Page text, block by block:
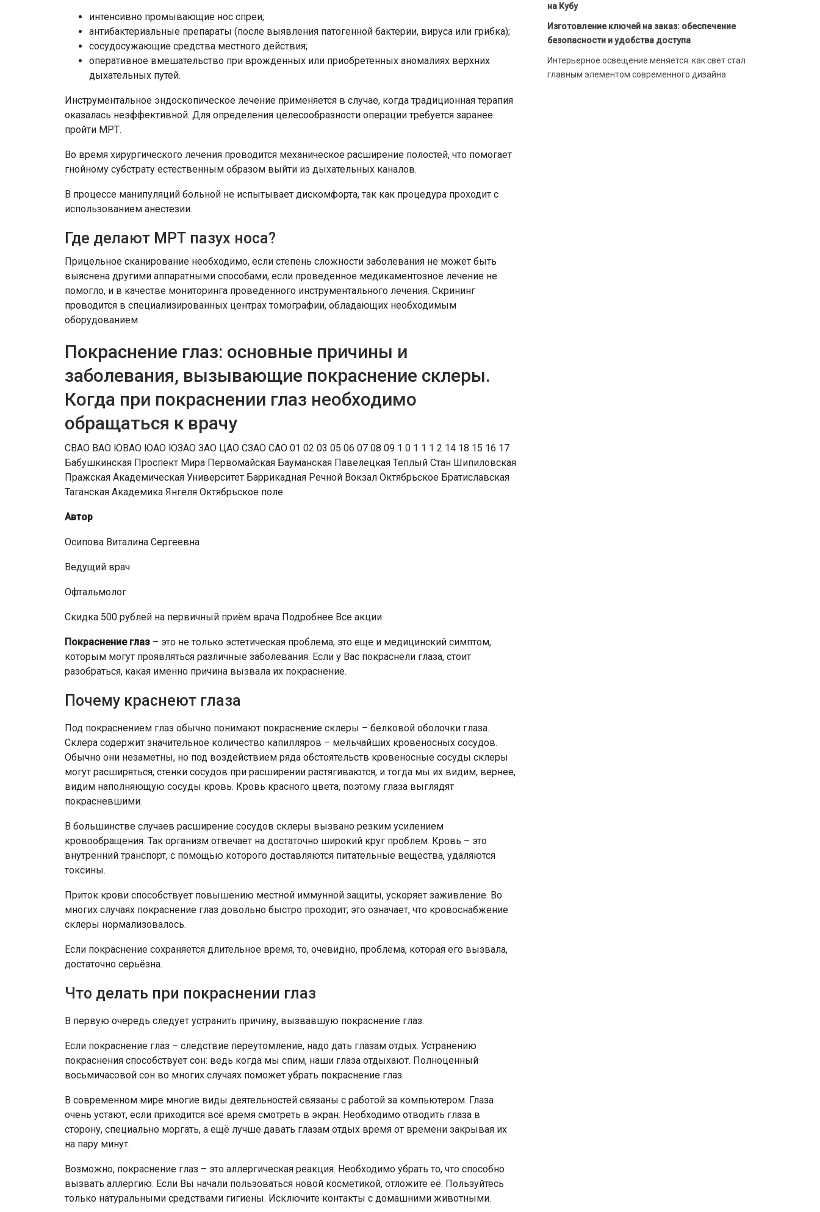
интенсивно промывающие нос спреи;
антибактериальные препараты (после выявления патогенной бактерии, вируса или грибка);
сосудосужающие средства местного действия;
оперативное вмешательство при врожденных или приобретенных аномалиях верхних
дыхательных путей.
Инструментальное эндоскопическое лечение применяется в случае, когда традиционная терапия
оказалась неэффективной. Для определения целесообразности операции требуется заранее
пройти МРТ.
Во время хирургического лечения проводится механическое расширение полостей, что помогает
гнойному субстрату естественным образом выйти из дыхательных каналов.
В процессе манипуляций больной не испытывает дискомфорта, так как процедура проходит с
использованием анестезии.
Где делают МРТ пазух носа?
Прицельное сканирование необходимо, если степень сложности заболевания не может быть
выяснена другими аппаратными способами, если проведенное медикаментозное лечение не
помогло, и в качестве мониторинга проведенного инструментального лечения. Скрининг
проводится в специализированных центрах томографии, обладающих необходимым
оборудованием.
Покраснение глаз: основные причины и
заболевания, вызывающие покраснение склеры.
Когда при покраснении глаз необходимо
обращаться к врачу
СВАО ВАО ЮВАО ЮАО ЮЗАО ЗАО ЦАО СЗАО САО 01 02 03 05 06 07 08 09 1 0 1 1 1 2 14 18 15 16 17
Бабушкинская Проспект Мира Первомайская Бауманская Павелецкая Теплый Стан Шипиловская
Пражская Академическая Университет Баррикадная Речной Вокзал Октябрьское Братиславская
Таганская Академика Янгеля Октябрьское поле
Автор
Осипова Виталина Сергеевна
Ведущий врач
Офтальмолог
Скидка 500 рублей на первичный приём врача Подробнее Все акции
Покраснение глаз – это не только эстетическая проблема, это еще и медицинский симптом,
которым могут проявляться различные заболевания. Если у Вас покраснели глаза, стоит
разобраться, какая именно причина вызвала их покраснение.
Почему краснеют глаза
Под покраснением глаз обычно понимают покраснение склеры – белковой оболочки глаза.
Склера содержит значительное количество капилляров – мельчайших кровеносных сосудов.
Обычно они незаметны, но под воздействием ряда обстоятельств кровеносные сосуды склеры
могут расширяться, стенки сосудов при расширении растягиваются, и тогда мы их видим, вернее,
видим наполняющую сосуды кровь. Кровь красного цвета, поэтому глаза выглядят
покрасневшими.
В большинстве случаев расширение сосудов склеры вызвано резким усилением
кровообращения. Так организм отвечает на достаточно широкий круг проблем. Кровь – это
внутренний транспорт, с помощью которого доставляются питательные вещества, удаляются
токсины.
Приток крови способствует повышению местной иммунной защиты, ускоряет заживление. Во
многих случаях покраснение глаз довольно быстро проходит; это означает, что кровоснабжение
склеры нормализовалось.
Если покраснение сохраняется длительное время, то, очевидно, проблема, которая его вызвала,
достаточно серьёзна.
Что делать при покраснении глаз
В первую очередь следует устранить причину, вызвавшую покраснение глаз.
Если покраснение глаз – следствие переутомление, надо дать глазам отдых. Устранению
покраснения способствует сон: ведь когда мы спим, наши глаза отдыхают. Полноценный
восьмичасовой сон во многих случаях поможет убрать покраснение глаз.
В современном мире многие виды деятельностей связаны с работой за компьютером. Глаза
очень устают, если приходится всё время смотреть в экран. Необходимо отводить глаза в
сторону, специально моргать, а ещё лучше давать глазам отдых время от времени закрывая их
на пару минут.
Возможно, покраснение глаз – это аллергическая реакция. Необходимо убрать то, что способно
вызвать аллергию. Если Вы начали пользоваться новой косметикой, отложите её. Пользуйтесь
только натуральными средствами гигиены. Исключите контакты с домашними животными.
на Кубу
Изготовление ключей на заказ: обеспечение
безопасности и удобства доступа
Интерьерное освещение меняется: как свет стал
главным элементом современного дизайна